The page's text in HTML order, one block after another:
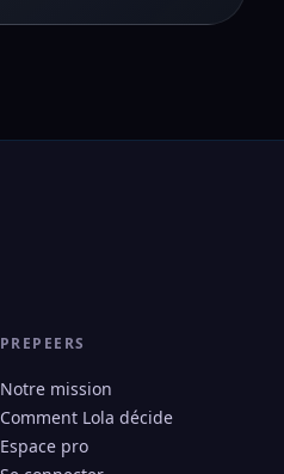
PREPEERS
Notre mission
Comment Lola décide
Espace pro